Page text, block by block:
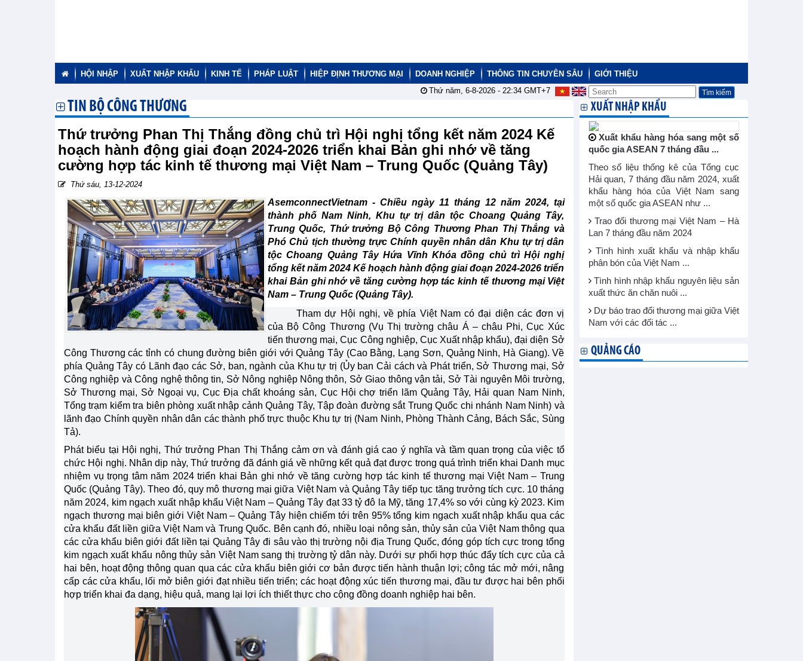
HỘI NHẬP XUẤT NHẬP KHẨU KINH TẾ PHÁP LUẬT HIỆP ĐỊNH THƯƠNG MẠI DOANH NGHIỆP THÔNG TIN CHUYÊN SÂU
GIỚI THIỆU
Thứ năm, 6-8-2026 - 22:34GMT+7
TIN BỘ CÔNG THƯƠNG
Thứ trưởng Phan Thị Thắng đồng chủ trì Hội nghị tổng kết năm 2024 Kế
hoạch hành động giai đoạn 2024-2026 triển khai Bản ghi nhớ về tăng
cường hợp tác kinh tế thương mại Việt Nam – Trung Quốc (Quảng Tây)
Thứ sáu, 13-12-2024
AsemconnectVietnam - Chiều ngày 11 tháng 12 năm 2024, tại
thành phố Nam Ninh, Khu tự trị dân tộc Choang Quảng Tây,
Trung Quốc, Thứ trưởng Bộ Công Thương Phan Thị Thắng và
Phó Chủ tịch thường trực Chính quyền nhân dân Khu tự trị dân
tộc Choang Quảng Tây Hứa Vĩnh Khóa đồng chủ trì Hội nghị
tổng kết năm 2024 Kế hoạch hành động giai đoạn 2024-2026 triển
khai Bản ghi nhớ về tăng cường hợp tác kinh tế thương mại Việt
Nam – Trung Quốc (Quảng Tây).
Tham dự Hội nghị, về phía Việt Nam có đại diện các đơn vị
của Bộ Công Thương (Vụ Thị trường châu Á – châu Phi, Cục Xúc
tiến thương mại, Cục Công nghiệp, Cục Xuất nhập khẩu), đại diện Sở
Công Thương các tỉnh có chung đường biên giới với Quảng Tây (Cao Bằng, Lạng Sơn, Quảng Ninh, Hà Giang). Về
phía Quảng Tây có Lãnh đạo các Sở, ban, ngành của Khu tự trị (Ủy ban Cải cách và Phát triển, Sở Thương mại, Sở
Công nghiệp và Công nghệ thông tin, Sở Nông nghiệp Nông thôn, Sở Giao thông vận tải, Sở Tài nguyên Môi trường,
Sở Thương mại, Sở Ngoại vụ, Cục Địa chất khoáng sản, Cục Hội chợ triển lãm Quảng Tây, Hải quan Nam Ninh,
Tổng trạm kiểm tra biên phòng xuất nhập cảnh Quảng Tây, Tập đoàn đường sắt Trung Quốc chi nhánh Nam Ninh) và
lãnh đạo Chính quyền nhân dân các thành phố trực thuộc Khu tự trị (Nam Ninh, Phòng Thành Cảng, Bách Sắc, Sùng
Tả).
Phát biểu tại Hội nghị, Thứ trưởng Phan Thị Thắng cảm ơn và đánh giá cao ý nghĩa và tầm quan trọng của việc tổ
chức Hội nghị. Nhân dịp này, Thứ trưởng đã đánh giá về những kết quả đạt được trong quá trình triển khai Danh mục
nhiệm vụ trọng tâm năm 2024 triển khai Bản ghi nhớ về tăng cường hợp tác kinh tế thương mại Việt Nam – Trung
Quốc (Quảng Tây). Theo đó, quy mô thương mại giữa Việt Nam và Quảng Tây tiếp tục tăng trưởng tích cực. 10 tháng
năm 2024, kim ngạch xuất nhập khẩu Việt Nam – Quảng Tây đạt 33 tỷ đô la Mỹ, tăng 17,4% so với cùng kỳ 2023. Kim
ngạch thương mại biên giới Việt Nam – Quảng Tây hiện chiếm tới trên 95% tổng kim ngạch xuất nhập khẩu qua các
cửa khẩu đất liền giữa Việt Nam và Trung Quốc. Bên cạnh đó, nhiều loại nông sản, thủy sản của Việt Nam thông qua
các cửa khẩu biên giới đất liền tại Quảng Tây đi sâu vào thị trường nội địa Trung Quốc, đóng góp tích cực trong tổng
kim ngạch xuất khẩu nông thủy sản Việt Nam sang thị trường tỷ dân này. Dưới sự phối hợp thúc đẩy tích cực của cả
hai bên, hoạt động thông quan qua các cửa khẩu biên giới cơ bản được tiến hành thuận lợi; công tác mở mới, nâng
cấp các cửa khẩu, lối mở biên giới đạt nhiều tiến triển; các hoạt động xúc tiến thương mại, đầu tư được hai bên phối
hợp triển khai đa dạng, hiệu quả, mang lại lợi ích thiết thực cho cộng đồng doanh nghiệp hai bên.
XUẤT NHẬP KHẨU
Xuất khẩu hàng hóa sang một số
quốc gia ASEAN 7 tháng đầu ...
Theo số liệu thống kê của Tổng cục
Hải quan, 7 tháng đầu năm 2024, xuất
khẩu hàng hóa của Việt Nam sang
một số quốc gia ASEAN như ...
Trao đổi thương mại Việt Nam – Hà
Lan 7 tháng đầu năm 2024
Tình hình xuất khẩu và nhập khẩu
phân bón của Việt Nam ...
Tình hình nhập khẩu nguyên liệu sản
xuất thức ăn chăn nuôi ...
Dự báo trao đổi thương mại giữa Việt
Nam với các đối tác ...
QUẢNG CÁO